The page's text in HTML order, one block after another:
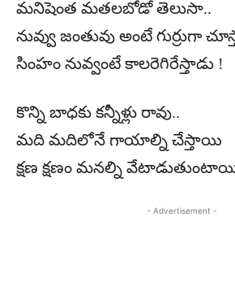
మనిషెంత మతలబోడో తెలుసా..
నువ్వు జంతువు అంటే గుర్రుగా
సింహం నువ్వంటే కాలరెగిరేస్తాడు !
కొన్ని బాధకు కన్నీళ్లు రావు..
మది మదిలోనే గాయాల్ని చేస్తాయి
క్షణ క్షణం మనల్ని
- Advertisement -